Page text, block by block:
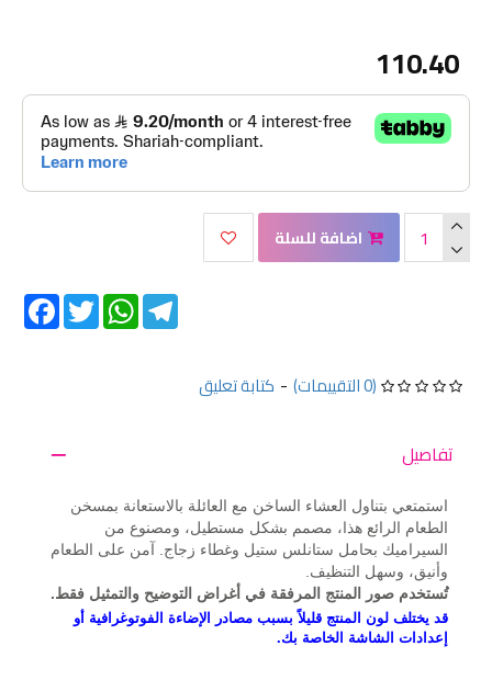
(0 التقييمات) - كتابة تعليق
110.40
اضافة للسلة
Twitter
WhatsAppTelegram
تفاصيل
استمتعي بتناول العشاء الساخن مع العائلة بالاستعانة بمسخن
الطعام الرائع هذا، مصمم بشكل مستطيل، ومصنوع من
السيراميك بحامل ستانلس ستيل وغطاء زجاج. آمن على الطعام
وأنيق، وسهل التنظيف.
تُستخدم صور المنتج المرفقة في أغراض التوضيح والتمثيل فقط.
قد يختلف لون المنتج قليلاً بسبب مصادر الإضاءة الفوتوغرافية أو
إعدادات الشاشة الخاصة بك.